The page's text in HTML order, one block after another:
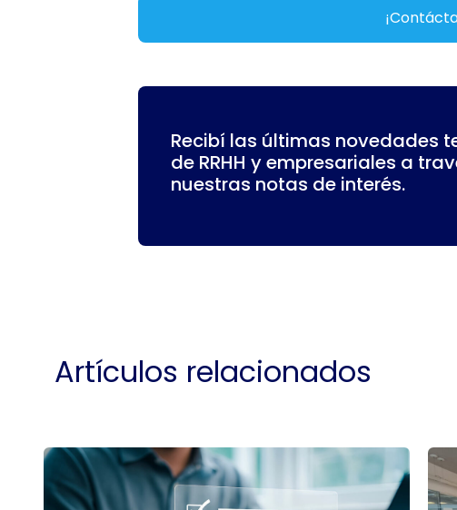
Recibí las últimas novedades
de RRHH y empresariales a
nuestras notas de interés.
Artículos relacionados